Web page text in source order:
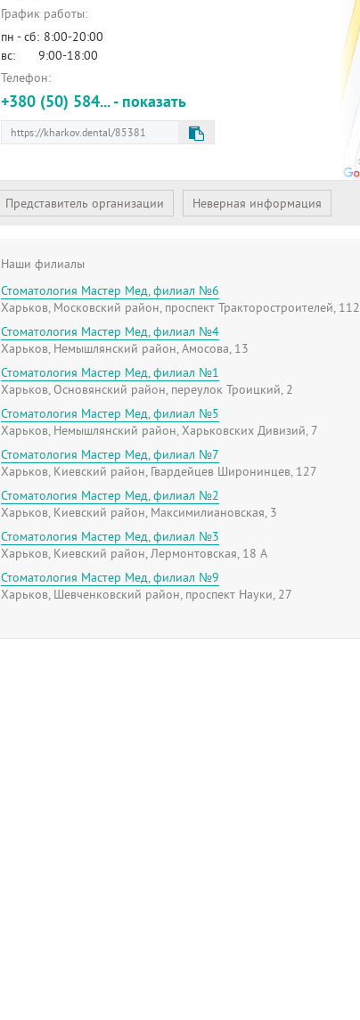
График работы:
пн - сб: 8:00-20:00
вс:
9:00-18:00
Телефон:
+380 (50) 584... - показать
Представитель организации Неверная информация
Наши филиалы
Стоматология Мастер Мед, филиал №6
Харьков, Московский район, проспект Тракторостроителей, 112
Стоматология Мастер Мед, филиал №4
Харьков, Немышлянский район, Амосова, 13
Стоматология Мастер Мед, филиал №1
Харьков, Основянский район, переулок Троицкий, 2
Стоматология Мастер Мед, филиал №5
Харьков, Немышлянский район, Харьковских Дивизий, 7
Стоматология Мастер Мед, филиал №7
Харьков, Киевский район, Гвардейцев Широнинцев, 127
Стоматология Мастер Мед, филиал №2
Харьков, Киевский район, Максимилиановская, 3
Стоматология Мастер Мед, филиал №3
Харьков, Киевский район, Лермонтовская, 18 А
Стоматология Мастер Мед, филиал №9
Харьков, Шевченковский район, проспект Науки, 27